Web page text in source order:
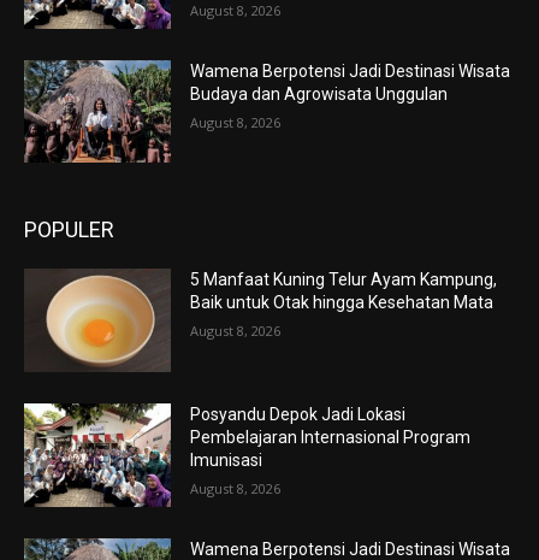
August 8, 2026
Wamena Berpotensi Jadi Destinasi Wisata
Budaya dan Agrowisata Unggulan
August 8, 2026
POPULER
5 Manfaat Kuning Telur Ayam Kampung,
Baik untuk Otak hingga Kesehatan Mata
August 8, 2026
Posyandu Depok Jadi Lokasi
Pembelajaran Internasional Program
Imunisasi
August 8, 2026
Wamena Berpotensi Jadi Destinasi Wisata